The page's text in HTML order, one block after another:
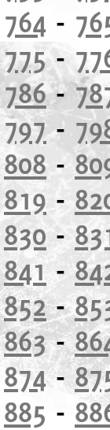
764 -
775-
786-
797-
808 -
819 -
830 -
841-
852-
863-
874-
885 -